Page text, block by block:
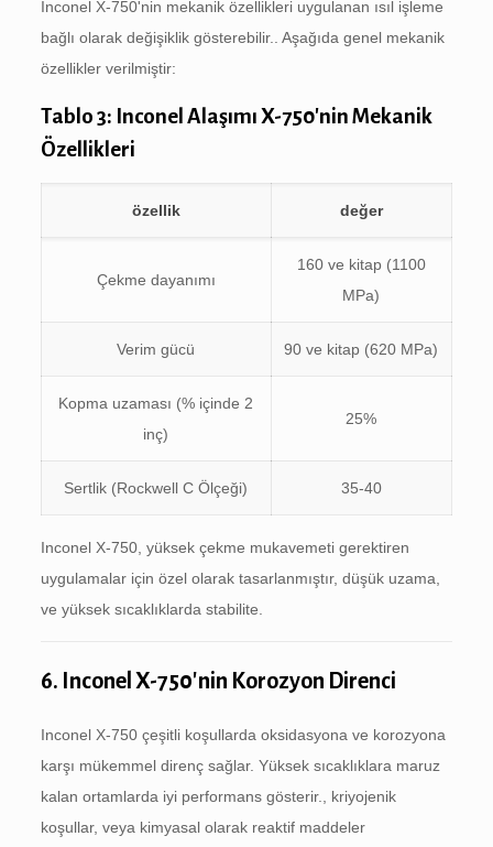
Inconel X-750'nin mekanik özellikleri uygulanan ısıl işleme
bağlı olarak değişiklik gösterebilir.. Aşağıda genel mekanik
özellikler verilmiştir:
Tablo 3: Inconel Alaşımı X-750'nin Mekanik
Özellikleri
özellik değer
Çekme dayanımı
160 ve kitap (1100
MPa)
Verim gücü 90 ve kitap (620 MPa)
Kopma uzaması (% içinde 2
inç)
25%
Sertlik (Rockwell C Ölçeği) 35-40
Inconel X-750, yüksek çekme mukavemeti gerektiren
uygulamalar için özel olarak tasarlanmıştır, düşük uzama,
ve yüksek sıcaklıklarda stabilite.
6. Inconel X-750'nin Korozyon Direnci
Inconel X-750 çeşitli koşullarda oksidasyona ve korozyona
karşı mükemmel direnç sağlar. Yüksek sıcaklıklara maruz
kalan ortamlarda iyi performans gösterir., kriyojenik
koşullar, veya kimyasal olarak reaktif maddeler